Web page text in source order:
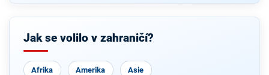
Jak se volilo v zahraničí?
Afrika Amerika Asie